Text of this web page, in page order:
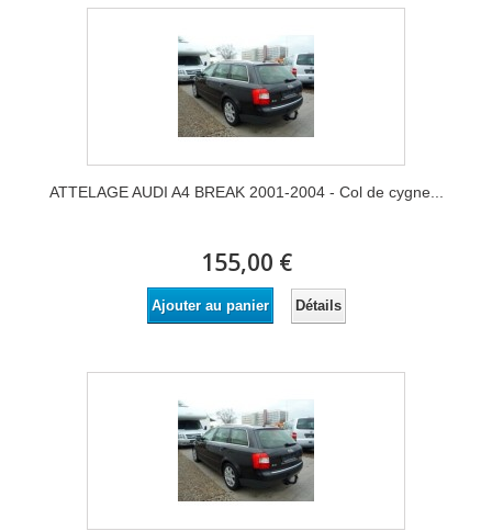
ATTELAGE AUDI A4 BREAK 2001-2004 - Col de cygne...
155,00 €
Ajouter au panier Détails